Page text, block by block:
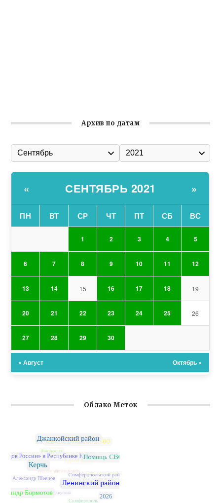
Архив по датам
« СЕНТЯБРЬ 2021 »
ПН ВТ СР ЧТ ПТ СБ ВС
1 2 3 4 5
6 7 8 9 10 11 12
13 14 15 16 17 18 19
20 21 22 23 24 25 26
27 28 29 30
« Август Октябрь »
Облако Меток